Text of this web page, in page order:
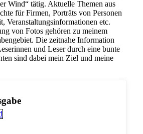
Wind“ tätig. Aktuelle Themen aus
für Firmen, Porträts von Personen
Veranstaltungsinformationen etc.
von Fotos gehören zu meinem
Die zeitnahe Information
und Leser durch eine bunte
sind dabei mein Ziel und meine